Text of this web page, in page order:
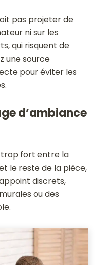
pas projeter de
ni sur les
qui risquent de
une source
pour éviter les
d’ambiance
fort entre la
le reste de la pièce,
discrets,
ou des